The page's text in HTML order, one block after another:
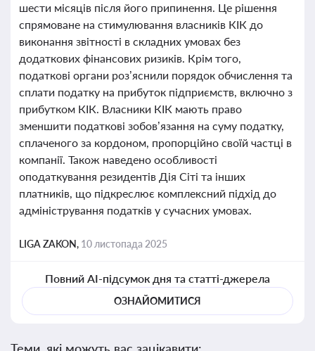
шести місяців після його припинення. Це рішення
спрямоване на стимулювання власників КІК до
виконання звітності в складних умовах без
додаткових фінансових ризиків. Крім того,
податкові органи роз’яснили порядок обчислення та
сплати податку на прибуток підприємств, включно з
прибутком КІК. Власники КІК мають право
зменшити податкові зобов’язання на суму податку,
сплаченого за кордоном, пропорційно своїй частці в
компанії. Також наведено особливості
оподаткування резидентів Дія Сіті та інших
платників, що підкреслює комплексний підхід до
адміністрування податків у сучасних умовах.
LIGA ZAKON, 10 листопада 2025
Повний AI-підсумок дня та статті-джерела
ОЗНАЙОМИТИСЯ